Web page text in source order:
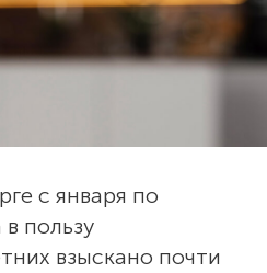
с января по
пользу
взыскано почти